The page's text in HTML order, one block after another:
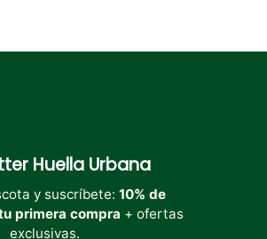
Huella Urbana
y suscríbete: 10% de
primera compra + ofertas
exclusivas.